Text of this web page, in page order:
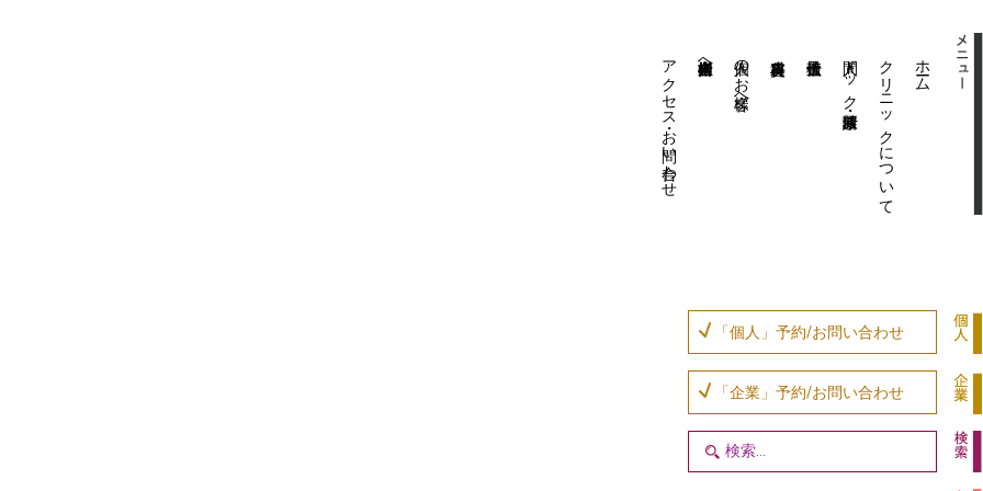
アクセス・お問い合わせ 企業内担当者様へ 個人のお客様へ 人間ドック・健康診断 クリニックについて ホーム
「個人」予約/お問い合わせ
「企業」予約/お問い合わせ